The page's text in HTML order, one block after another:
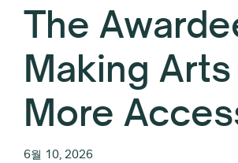
The
Making Arts
More
6월 10, 2026